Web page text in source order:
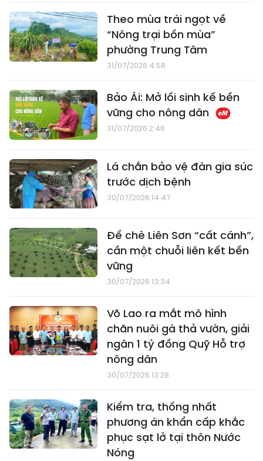
Theo mùa trái ngọt về
“Nông trại bốn mùa”
phường Trung Tâm
31/07/2026 4:58
Bảo Ái: Mở lối sinh kế bền
vững cho nông dân
31/07/2026 2:46
Lá chắn bảo vệ đàn gia súc
trước dịch bệnh
30/07/2026 14:47
Để chè Liên Sơn “cất cánh”,
cần một chuỗi liên kết bền
vững
30/07/2026 13:34
Võ Lao ra mắt mô hình
chăn nuôi gà thả vườn, giải
ngân 1 tỷ đồng Quỹ Hỗ trợ
nông dân
30/07/2026 13:28
Kiểm tra, thống nhất
phương án khẩn cấp khắc
phục sạt lở tại thôn Nước
Nóng